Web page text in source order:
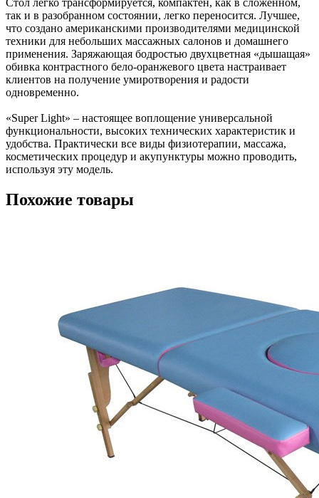
Стол легко трансформируется, компактен, как в сложенном,
так и в разобранном состоянии, легко переносится. Лучшее,
что создано американскими производителями медицинской
техники для небольших массажных салонов и домашнего
применения. Заряжающая бодростью двухцветная «дышащая»
обивка контрастного бело-оранжевого цвета настраивает
клиентов на получение умиротворения и радости
одновременно.
«Super Light» – настоящее воплощение универсальной
функциональности, высоких технических характеристик и
удобства. Практически все виды физиотерапии, массажа,
косметических процедур и акупунктуры можно проводить,
используя эту модель.
Похожие товары